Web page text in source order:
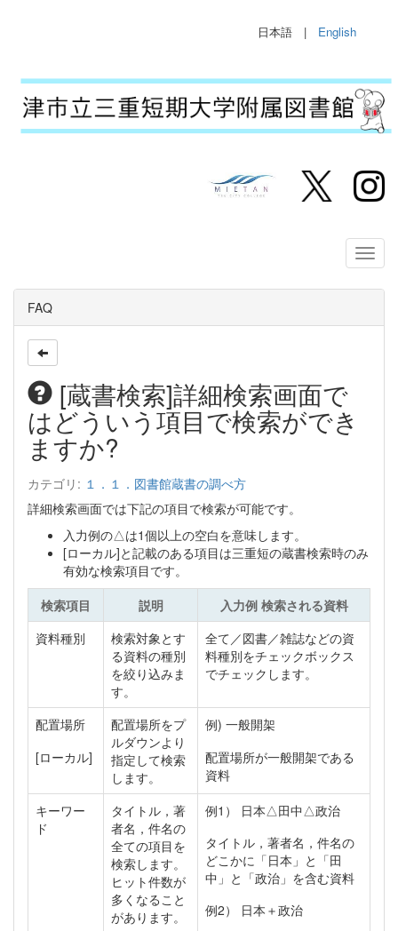
日本語 | English
FAQ
[蔵書検索]詳細検索画面で
はどういう項目で検索ができ
ますか?
カテゴリ: １．１．図書館蔵書の調べ方
詳細検索画面では下記の項目で検索が可能です。
入力例の△は1個以上の空白を意味します。
[ローカル]と記載のある項目は三重短の蔵書検索時のみ
有効な検索項目です。
検索項目
説明
入力例 検索される資料
資料種別
検索対象とす
る資料の種別
を絞り込みま
す。
全て／図書／雑誌などの資
料種別をチェックボックス
でチェックします。
配置場所
配置場所をプ
ルダウンより
指定して検索
します。
例) 一般開架
[ローカル]
配置場所が一般開架である
資料
キーワー
ド
タイトル，著
者名，件名の
全ての項目を
検索します。
ヒット件数が
多くなること
があります。
例1） 日本△田中△政治
タイトル，著者名，件名の
どこかに「日本」と「田
中」と「政治」を含む資料
例2） 日本＋政治